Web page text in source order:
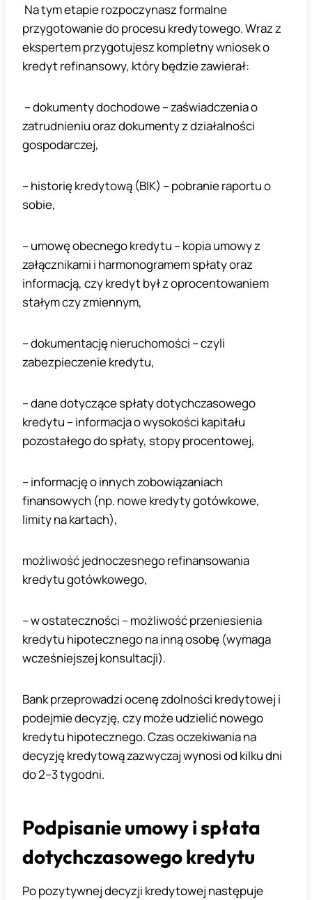
Na tym etapie rozpoczynasz formalne
przygotowanie do procesu kredytowego. Wraz z
ekspertem przygotujesz kompletny wniosek o
kredyt refinansowy, który będzie zawierał:
– dokumenty dochodowe – zaświadczenia o
zatrudnieniu oraz dokumenty z działalności
gospodarczej,
– historię kredytową (BIK) – pobranie raportu o
sobie,
– umowę obecnego kredytu – kopia umowy z
załącznikami i harmonogramem spłaty oraz
informacją, czy kredyt był z oprocentowaniem
stałym czy zmiennym,
– dokumentację nieruchomości – czyli
zabezpieczenie kredytu,
– dane dotyczące spłaty dotychczasowego
kredytu – informacja o wysokości kapitału
pozostałego do spłaty, stopy procentowej,
– informację o innych zobowiązaniach
finansowych (np. nowe kredyty gotówkowe,
limity na kartach),
możliwość jednoczesnego refinansowania
kredytu gotówkowego,
– w ostateczności – możliwość przeniesienia
kredytu hipotecznego na inną osobę (wymaga
wcześniejszej konsultacji).
Bank przeprowadzi ocenę zdolności kredytowej i
podejmie decyzję, czy może udzielić nowego
kredytu hipotecznego. Czas oczekiwania na
decyzję kredytową zazwyczaj wynosi od kilku dni
do 2–3 tygodni.
Podpisanie umowy i spłata
dotychczasowego kredytu
Po pozytywnej decyzji kredytowej następuje